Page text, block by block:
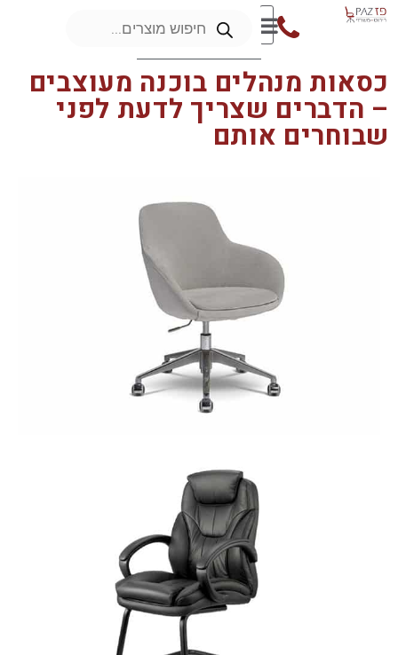
כסאות מנהלים בוכנה מעוצבים
– הדברים שצריך לדעת לפני
שבוחרים אותם